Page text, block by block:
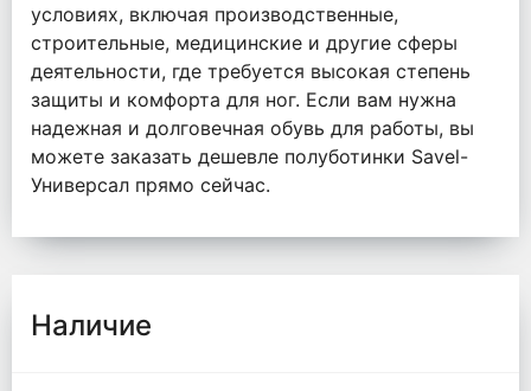
условиях, включая производственные,
строительные, медицинские и другие сферы
деятельности, где требуется высокая степень
защиты и комфорта для ног. Если вам нужна
надежная и долговечная обувь для работы, вы
можете заказать дешевле полуботинки Savel-
Универсал прямо сейчас.
Наличие